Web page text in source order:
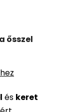
és keret
ősszel